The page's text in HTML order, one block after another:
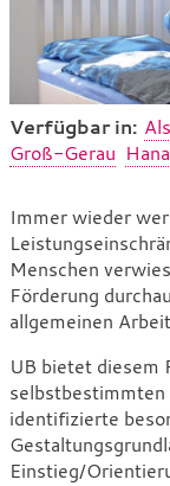
Verfügbar in:
Groß-Gerau
Unterstützte
[UB]
Immer wieder
Menschen
Förderung
allgemeinen
UB bietet diesem
selbstbestimmten
identifizierte
Einstieg/